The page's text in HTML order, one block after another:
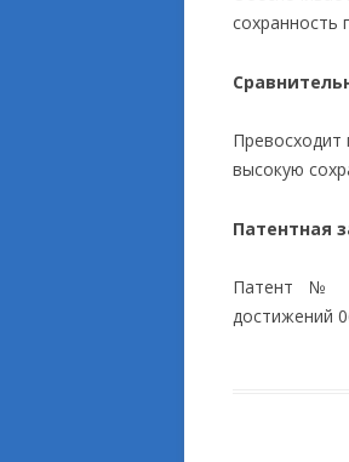
сохранность
высокую
Патентная
Патент №
достижений